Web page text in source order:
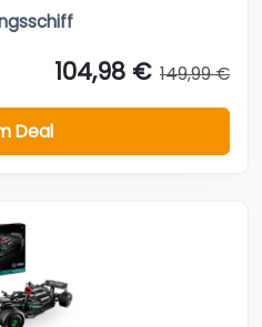
104,98 € 149,99 €
Deal